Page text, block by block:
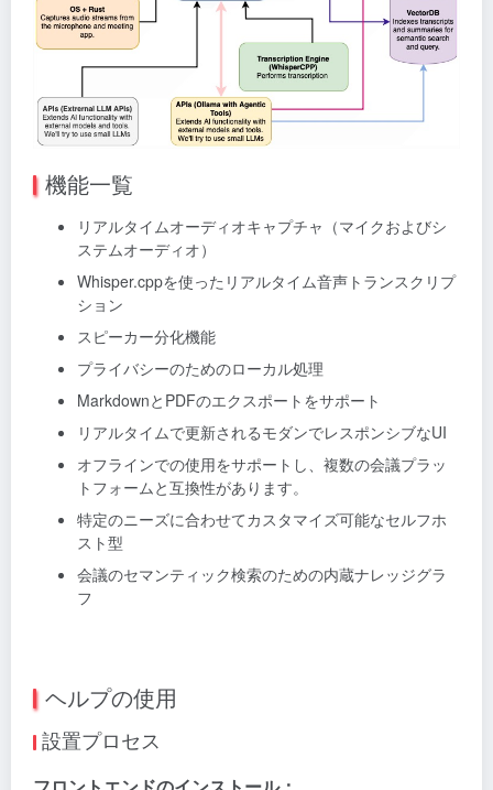
機能一覧
リアルタイムオーディオキャプチャ（マイクおよびシ
ステムオーディオ）
Whisper.cppを使ったリアルタイム音声トランスクリプ
ション
スピーカー分化機能
プライバシーのためのローカル処理
MarkdownとPDFのエクスポートをサポート
リアルタイムで更新されるモダンでレスポンシブなUI
オフラインでの使用をサポートし、複数の会議プラッ
トフォームと互換性があります。
特定のニーズに合わせてカスタマイズ可能なセルフホ
スト型
会議のセマンティック検索のための内蔵ナレッジグラ
フ
ヘルプの使用
設置プロセス